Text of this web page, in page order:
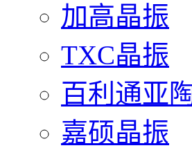
加高晶振
TXC晶振
百利通亚
嘉硕晶振